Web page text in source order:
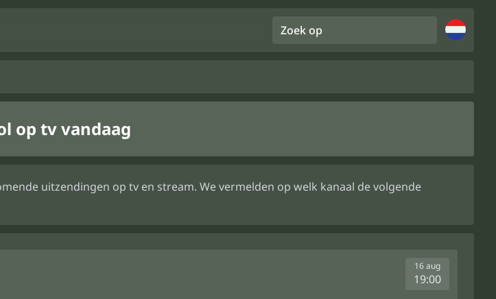
Zoek op
op tv vandaag
uitzendingen op tv en stream. We vermelden op welk kanaal de volgende
16 aug
19:00